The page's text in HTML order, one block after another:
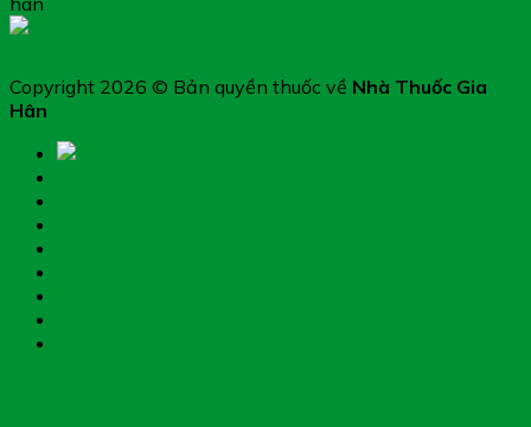
Copyright 2026 © Bản quyền thuốc về Nhà Thuốc Gia
Hân